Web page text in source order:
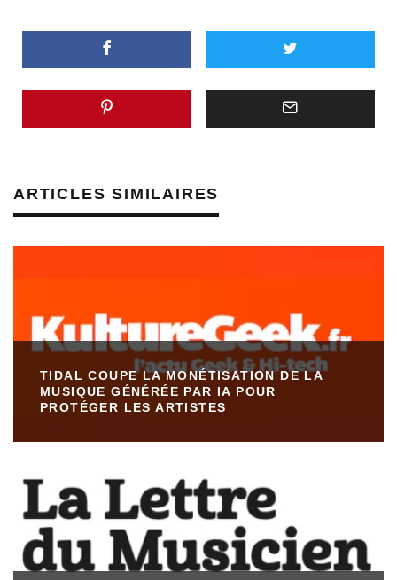
ARTICLES SIMILAIRES
TIDAL COUPE LA MONÉTISATION DE LA
MUSIQUE GÉNÉRÉE PAR IA POUR
PROTÉGER LES ARTISTES